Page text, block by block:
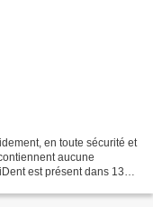
en toute sécurité et
aucune
est présent dans 13